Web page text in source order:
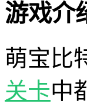
游戏介
萌宝比
关卡中